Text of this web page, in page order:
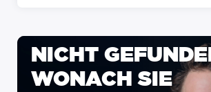
NICHT
WONACH SIE